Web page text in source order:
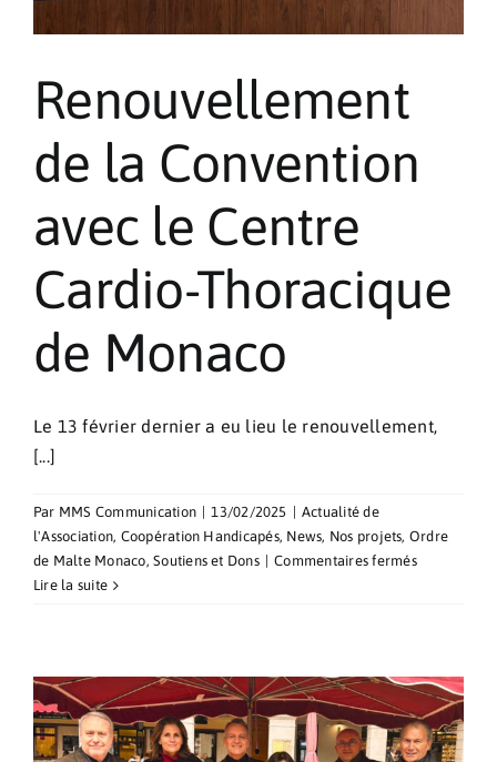
Renouvellement
de la Convention
avec le Centre
Cardio-Thoracique
de Monaco
Le 13 février dernier a eu lieu le renouvellement,
[...]
Par MMS Communication 13/02/2025
Actualité de
l'Association, Coopération Handicapés, News, Nos projets, Ordre
de Malte Monaco,Soutiens et Dons Commentaires ferméssur
avec
Centre
Cardio-
Lire la suite